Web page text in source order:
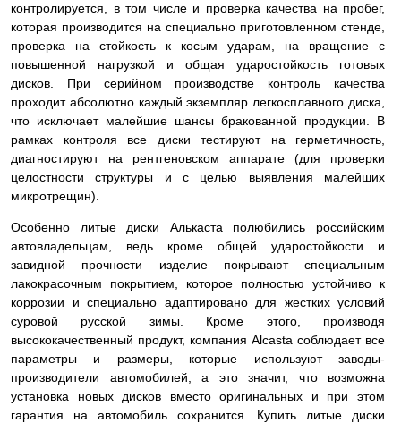
контролируется, в том числе и проверка качества на пробег,
которая производится на специально приготовленном стенде,
проверка на стойкость к косым ударам, на вращение с
повышенной нагрузкой и общая ударостойкость готовых
дисков. При серийном производстве контроль качества
проходит абсолютно каждый экземпляр легкосплавного диска,
что исключает малейшие шансы бракованной продукции. В
рамках контроля все диски тестируют на герметичность,
диагностируют на рентгеновском аппарате (для проверки
целостности структуры и с целью выявления малейших
микротрещин).
Особенно литые диски Алькаста полюбились российским
автовладельцам, ведь кроме общей ударостойкости и
завидной прочности изделие покрывают специальным
лакокрасочным покрытием, которое полностью устойчиво к
коррозии и специально адаптировано для жестких условий
суровой русской зимы. Кроме этого, производя
высококачественный продукт, компания Alcasta соблюдает все
параметры и размеры, которые используют заводы-
производители автомобилей, а это значит, что возможна
установка новых дисков вместо оригинальных и при этом
гарантия на автомобиль сохранится. Купить литые диски